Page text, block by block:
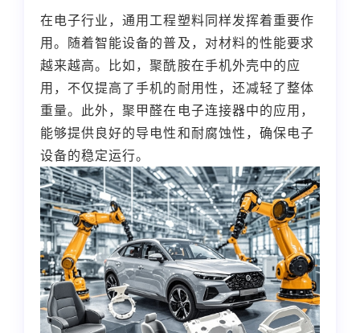
在电子行业，通用工程塑料同样发挥着重要作
用。随着智能设备的普及，对材料的性能要求
越来越高。比如，聚酰胺在手机外壳中的应
用，不仅提高了手机的耐用性，还减轻了整体
重量。此外，聚甲醛在电子连接器中的应用，
能够提供良好的导电性和耐腐蚀性，确保电子
设备的稳定运行。